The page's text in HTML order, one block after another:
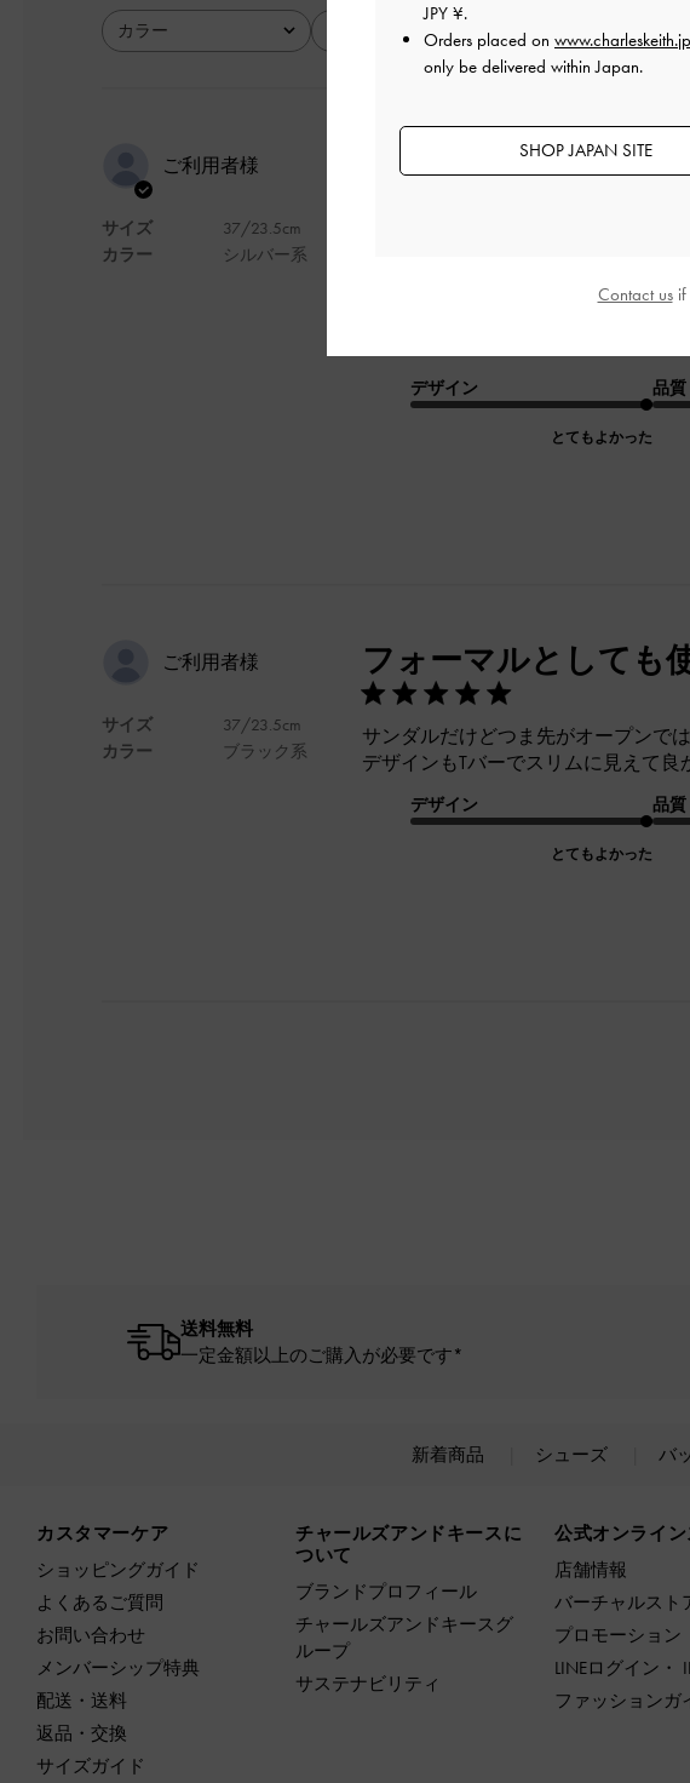
カラー
全て デザイン
全て
ご利用者様
サイズ
カラー
37/23.5cm
シルバー系
他にはない靴
デザイン
とてもよかった
品質
ご利用者様
サイズ
カラー
37/23.5cm
ブラック系
フォーマルとしても
サンダルだけどつま先がオープンで
デザインもTバーでスリムに見えて良
デザイン
とてもよかった
品質
送料無料
一定金額以上のご購入が必要です*
新着商品 シューズ バ
カスタマーケア
ショッピングガイド
よくあるご質問
お問い合わせ
メンバーシップ特典
配送・送料
返品・交換
サイズガイド
チャールズアンドキースに
ついて
ブランドプロフィール
チャールズアンドキースグ
ループ
サステナビリティ
公式オンライ
店舗情報
バーチャルスト
プロモーション
LINEログイン・
ファッションガ
JPY ¥.
Orders placed on
only be delivered within Japan.
SHOP JAPAN SITE
Contact usif